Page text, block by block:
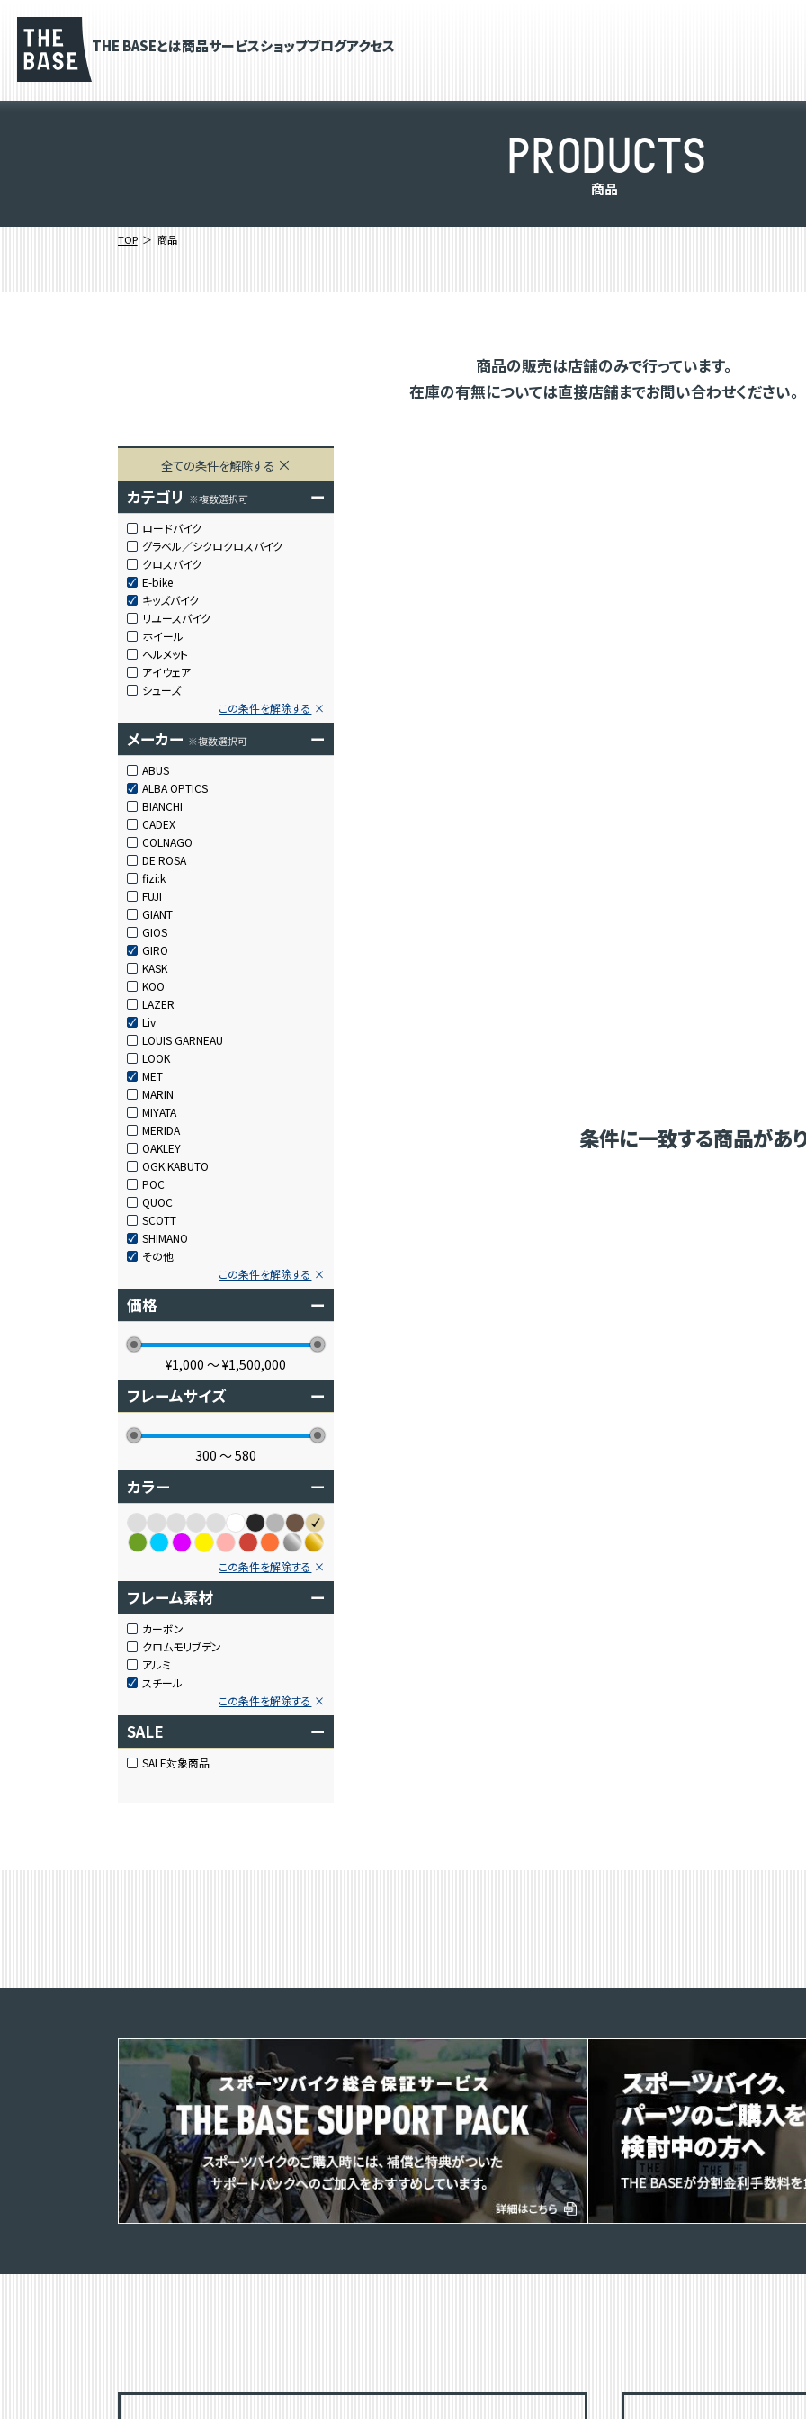
THE BASEとは商品サービスショップブログアクセス
PRODUCTS
商品
TOP 商品
商品の販売は店舗のみで行っています。
在庫の有無については直接店舗までお問い合わせください。
全ての条件を解除する
カテゴリ ※複数選択可 ー
ロードバイク
グラベル／シクロクロスバイク
クロスバイク
E-bike
キッズバイク
リユースバイク
ホイール
ヘルメット
アイウェア
シューズ
この条件を解除する
メーカー ※複数選択可 ー
ABUS
ALBA OPTICS
BIANCHI
CADEX
COLNAGO
DE ROSA
fizi:k
FUJI
GIANT
GIOS
GIRO
KASK
KOO
LAZER
Liv
LOUIS GARNEAU
LOOK
MET
MARIN
MIYATA
MERIDA
OAKLEY
OGK KABUTO
POC
QUOC
SCOTT
SHIMANO
その他
この条件を解除する
価格 ー
¥1,000 〜¥1,500,000
フレームサイズ ー
300 〜580
カラー ー
この条件を解除する
フレーム素材 ー
カーボン
クロムモリブデン
アルミ
スチール
この条件を解除する
SALE ー
SALE対象商品
条件に一致する商品があ